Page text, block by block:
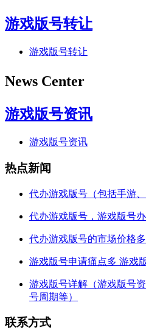
游戏版号转让
游戏版号转让
News Center
游戏版号资讯
游戏版号资讯
热点新闻
代办游戏版号（包括手游
代办游戏版号，游戏版号
代办游戏版号的市场价格多
游戏版号申请痛点多 游戏
游戏版号详解（游戏版号
号周期等）
联系方式